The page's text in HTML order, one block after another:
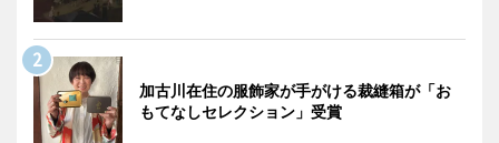
加古川在住の服飾家が手がける裁縫箱が「お
もてなしセレクション」受賞